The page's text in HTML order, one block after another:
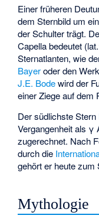
Einer früheren
dem Sternbild um
der Schulter trägt.
Capella bedeutet
Sternatlanten, wie
Bayeroder den
J.E. Bodewird der
einer Ziege auf dem
Der südlichste Stern
Vergangenheit als γ
zugerechnet. Nach
durch die
gehört er heute zum
Mythologie